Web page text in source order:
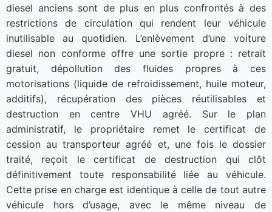
diesel anciens sont de plus en plus confrontés à des
restrictions de circulation qui rendent leur véhicule
inutilisable au quotidien. L’enlèvement d’une voiture
diesel non conforme offre une sortie propre : retrait
gratuit, dépollution des fluides propres à ces
motorisations (liquide de refroidissement, huile moteur,
additifs), récupération des pièces réutilisables et
destruction en centre VHU agréé. Sur le plan
administratif, le propriétaire remet le certificat de
cession au transporteur agréé et, une fois le dossier
traité, reçoit le certificat de destruction qui clôt
définitivement toute responsabilité liée au véhicule.
Cette prise en charge est identique à celle de tout autre
véhicule hors d’usage, avec le même niveau de